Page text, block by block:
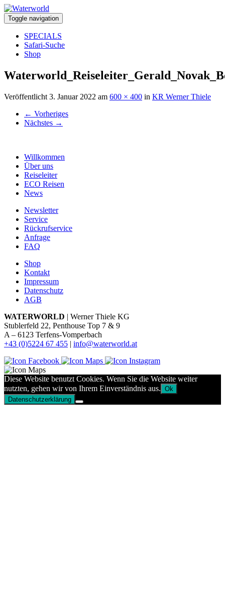
Toggle navigation
SPECIALS
Safari-Suche
Shop
Veröffentlicht 3. Januar 2022 am 600 × 400 in KR Werner Thiele
← Vorheriges
Nächstes →
Willkommen
Über uns
Reiseleiter
ECO Reisen
News
Newsletter
Service
Rückrufservice
Anfrage
FAQ
Shop
Kontakt
Impressum
Datenschutz
AGB
WATERWORLD | Werner Thiele KG
Stublerfeld 22, Penthouse Top 7 & 9
A – 6123 Terfens-Vomperbach
+43 (0)5224 67 455 | info@waterworld.at
Diese Website benutzt Cookies. Wenn Sie die Website weiter
nutzten, gehen wir von Ihrem Einverständnis aus. Ok
Datenschutzerklärung